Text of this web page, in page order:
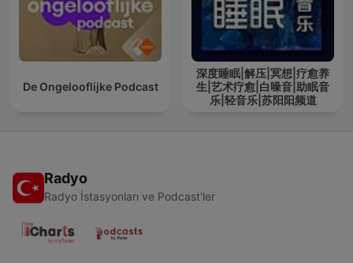
De Ongelooflijke Podcast
深度睡眠|解压|冥想|疗愈养
生|艺术疗愈|白噪音|助眠音
乐|轻音乐|苏阳阳频道
Radyo
Radyo İstasyonları ve Podcast'ler